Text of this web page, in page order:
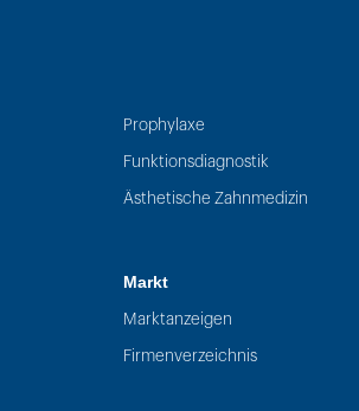
Prophylaxe
Funktionsdiagnostik
Ästhetische Zahnmedizin
Markt
Marktanzeigen
Firmenverzeichnis